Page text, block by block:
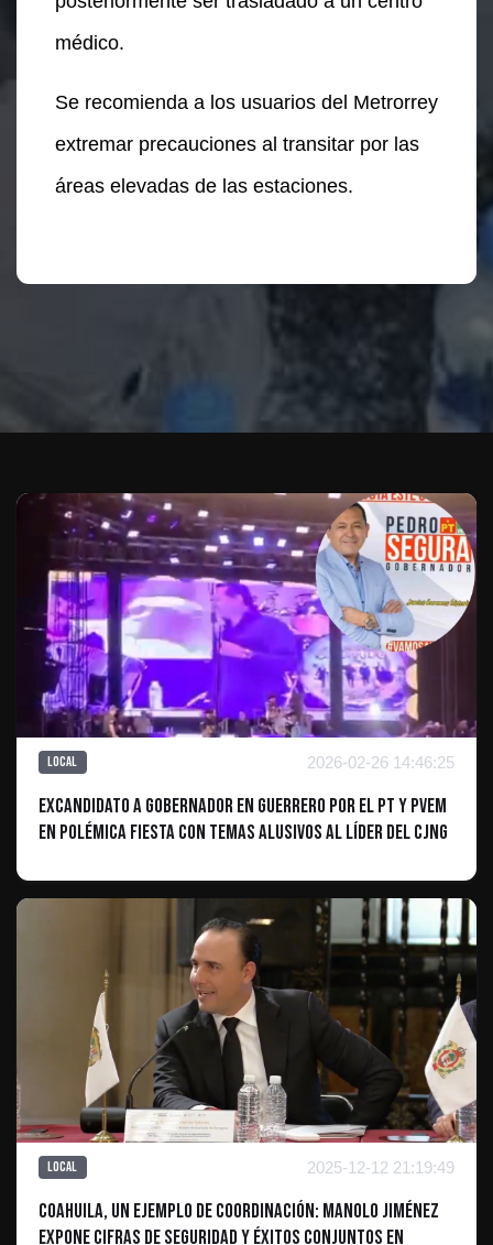
médico.
Se recomienda a los usuarios del Metrorrey
extremar precauciones al transitar por las
áreas elevadas de las estaciones.
Te puede interesar
Local 2026-02-26 14:46:25
Excandidato a Gobernador en Guerrero por el PT y PVEM
en polémica fiesta con temas alusivos al líder del CJNG
Local 2025-12-12 21:19:49
Coahuila, un Ejemplo de Coordinación: Manolo Jiménez
Expone Cifras de Seguridad y Éxitos Conjuntos en